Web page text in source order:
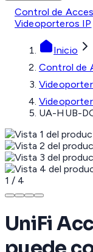
Control de
Videoporteros IP
Inicio
Control de
UA-HUB-
1 / 4
UniFi